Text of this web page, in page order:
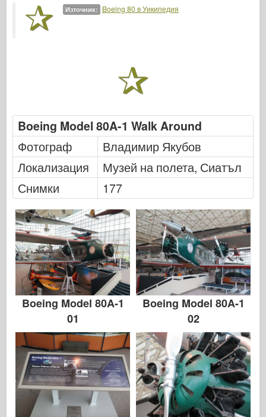
Модел на ЕТ
Хелър
ХобиБос
Модели на ИБГ
Icm
Италиери
Легенда
Модел менг
Тамия
Tristar
Тромпетист
Звезда
Албуми-Снимки
Разходка около
Източник: Boeing 80 в Уикипедия
Boeing Model 80A-1 Walk Around
Фотограф
Владимир Якубов
Локализация
Музей на полета, Сиатъл
Снимки
177
Boeing Model 80A-1
01
Boeing Model 80A-1
02